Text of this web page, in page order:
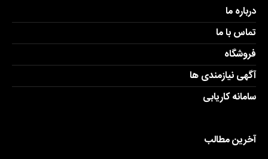
درباره ما
تماس با ما
فروشگاه
آگهی نیازمندی ها
سامانه کاریابی
آخرین مطالب